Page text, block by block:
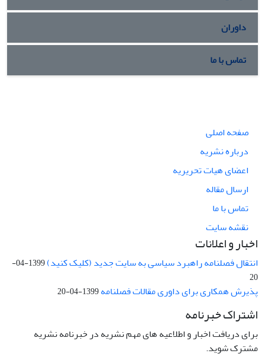
داوران
تماس با ما
صفحه اصلی
درباره نشریه
اعضای هیات تحریریه
ارسال مقاله
تماس با ما
نقشه سایت
اخبار و اعلانات
انتقال فصلنامه راهبرد سیاسی به سایت جدید (کلیک کنید)
1399-04-
20
پذیرش همکاری برای داوری مقالات فصلنامه1399-04-20
اشتراک خبرنامه
برای دریافت اخبار و اطلاعیه های مهم نشریه در خبرنامه نشریه
مشترک شوید.